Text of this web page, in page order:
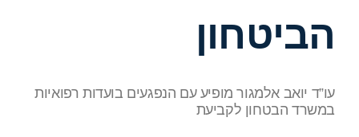
הביטחון
עו”ד יואב אלמגור מופיע עם הנפגעים בועדות רפואיות
במשרד הבטחון לקביעת